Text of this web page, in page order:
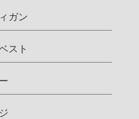
ガン
スト